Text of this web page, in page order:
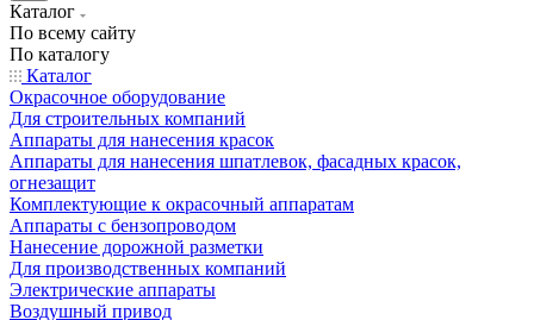
Каталог
По всему сайту
По каталогу
Каталог
Окрасочное оборудование
Для строительных компаний
Аппараты для нанесения красок
Аппараты для нанесения шпатлевок, фасадных красок,
огнезащит
Комплектующие к окрасочный аппаратам
Аппараты с бензопроводом
Нанесение дорожной разметки
Для производственных компаний
Электрические аппараты
Воздушный привод